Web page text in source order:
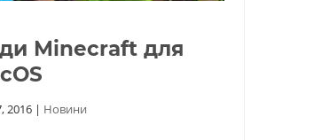
Minecraft для
2016| Новини